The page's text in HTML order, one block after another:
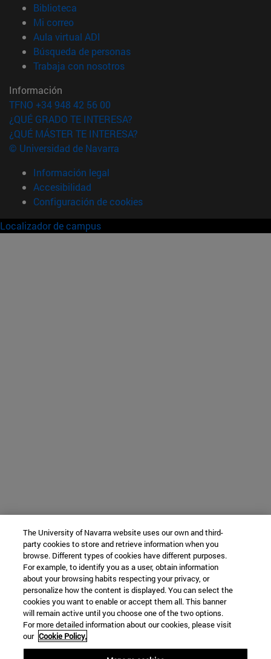
Biblioteca
Mi correo(abre en nueva ventana)
Aula virtual ADI
Búsqueda de personas(abre en nueva ventana)
Trabaja con nosotros(abre en nueva ventana)
Información
TFNO +34 948 42 56 00
¿QUÉ GRADO TE INTERESA?
¿QUÉ MÁSTER TE INTERESA?
© Universidad de Navarra
Información legal
Accesibilidad
Configuración de cookies
Localizador de campus
The University of Navarra website uses our own and third-
party cookies to store and retrieve information when you
browse. Different types of cookies have different purposes.
For example, to identify you as a user, obtain information
about your browsing habits respecting your privacy, or
personalize how the content is displayed. You can select the
cookies you want to enable or accept them all. This banner
will remain active until you choose one of the two options.
For more detailed information about our cookies, please visit
our Cookie Policy.